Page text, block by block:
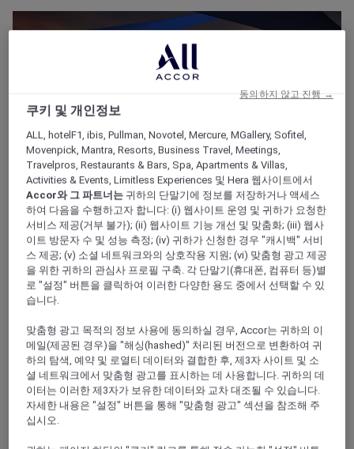
MÖVENPICK CEBU
이비사 비치 클럽 - 실내 및 실외
쿠키 및 개인정보
ALL, hotelF1, ibis, Pullman, Novotel, Mercure, MGallery, Sofitel,
Movenpick, Mantra, Resorts, Business Travel, Meetings,
Travelpros, Restaurants & Bars, Spa, Apartments & Villas,
Activities & Events, Limitless Experiences 및 Hera 웹사이트에서
Accor와 그 파트너는 귀하의 단말기에 정보를 저장하거나 액세스
하여 다음을 수행하고자 합니다: (i) 웹사이트 운영 및 귀하가 요청한
서비스 제공(거부 불가); (ii) 웹사이트 기능 개선 및 맞춤화; (iii) 웹사
이트 방문자 수 및 성능 측정; (iv) 귀하가 신청한 경우 "캐시백" 서비
스 제공; (v) 소셜 네트워크와의 상호작용 지원; (vi) 맞춤형 광고 제공
을 위한 귀하의 관심사 프로필 구축. 각 단말기(휴대폰, 컴퓨터 등)별
로 "설정" 버튼을 클릭하여 이러한 다양한 용도 중에서 선택할 수 있
습니다.
맞춤형 광고 목적의 정보 사용에 동의하실 경우, Accor는 귀하의 이
메일(제공된 경우)을 "해싱(hashed)" 처리된 버전으로 변환하여 귀
하의 탐색, 예약 및 로열티 데이터와 결합한 후, 제3자 사이트 및 소
셜 네트워크에서 맞춤형 광고를 표시하는 데 사용합니다. 귀하의 데
이터는 이러한 제3자가 보유한 데이터와 교차 대조될 수 있습니다.
자세한 내용은 "설정" 버튼을 통해 "맞춤형 광고" 섹션을 참조해 주
십시오.
동의하지 않고 진행 →